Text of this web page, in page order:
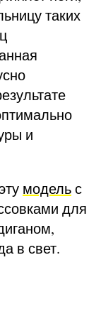
таких
и
модельс
для
в свет.